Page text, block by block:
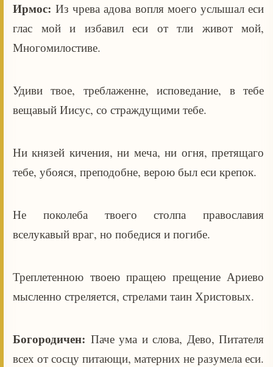
Ирмос:Из чрева адова вопля моего услышал еси
глас мой и избавил еси от тли живот мой,
Многомилостиве.
Удиви твое, треблаженне, исповедание, в тебе
вещавый Иисус, со страждущими тебе.
Ни князей кичения, ни меча, ни огня, претящаго
тебе, убояся, преподобне, верою был еси крепок.
Не поколеба твоего столпа православия
вселукавый враг, но победися и погибе.
Треплетенною твоею пращею прещение Ариево
мысленно стреляется, стрелами таин Христовых.
Богородичен: Паче ума и слова, Дево, Питателя
всех от сосцу питающи, матерних не разумела еси.